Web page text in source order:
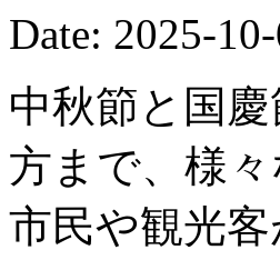
Date: 2025-
中秋節と国
方まで、様
市民や観光